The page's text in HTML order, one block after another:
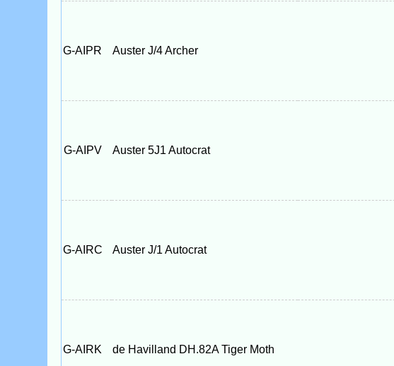
G-AIPR Auster J/4 Archer
G-AIPV Auster 5J1 Autocrat
G-AIRC Auster J/1 Autocrat
G-AIRK de Havilland DH.82A Tiger Moth